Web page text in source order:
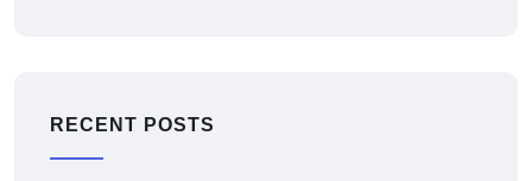
RECENT POSTS